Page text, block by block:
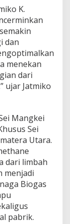
K.
dan
menekan
dari
ujar Jatmiko
Mangkei
Sei
Utara.
dari limbah
menjadi
Biogas
pabrik.